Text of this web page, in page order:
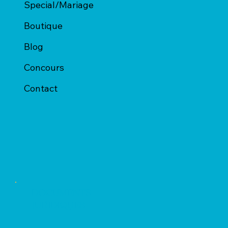
Special/Mariage
Boutique
Blog
Concours
Contact